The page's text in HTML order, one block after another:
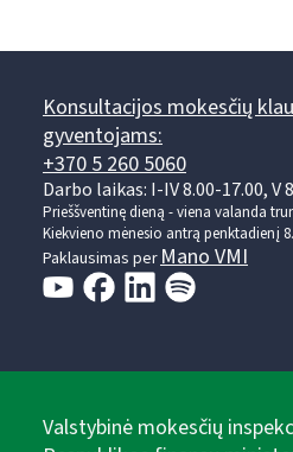
Konsultacijos mokesčių
gyventojams:
+370 5 260 5060
Darbo laikas: I-IV 8.00-17.00, V
Prieššventinę dieną - viena valanda
Kiekvieno mėnesio antrą penktadienį
Paklausimas perMano VMI
Valstybinė mokesčių